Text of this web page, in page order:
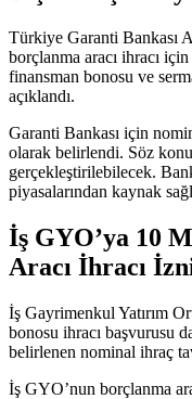
Türkiye Garanti Bankası
borçlanma aracı ihracı
finansman bonosu ve
açıklandı.
Garanti Bankası için
olarak belirlendi. Söz
gerçekleştirilebilecek.
piyasalarından kaynak
İş GYO’ya 10
Aracı İhracı
İş Gayrimenkul Yatırım
bonosu ihracı başvurusu
belirlenen nominal ihraç
İş GYO’nun borçlanma